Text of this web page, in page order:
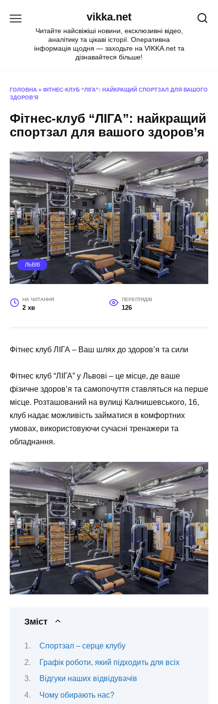
vikka.net
Читайте найсвіжіші новини, ексклюзивні відео,
аналітику та цікаві історії. Оперативна
інформація щодня — заходьте на VIKKA.net та
дізнавайтеся більше!
ГОЛОВНА » ФІТНЕС-КЛУБ “ЛІГА”: НАЙКРАЩИЙ СПОРТЗАЛ ДЛЯ ВАШОГО
ЗДОРОВ’Я
Фітнес-клуб “ЛІГА”: найкращий
спортзал для вашого здоров’я
ЛЬВІВ
НА ЧИТАННЯ
2 хв
ПЕРЕГЛЯДІВ
126
Фітнес клуб ЛІГА – Ваш шлях до здоров’я та сили
Фітнес клуб “ЛІГА” у Львові – це місце, де ваше
фізичне здоров’я та самопочуття ставляться на перше
місце. Розташований на вулиці Калнишевського, 16,
клуб надає можливість займатися в комфортних
умовах, використовуючи сучасні тренажери та
обладнання.
Зміст
Спортзал – серце клубу
Графік роботи, який підходить для всіх
Відгуки наших відвідувачів
Чому обирають нас?